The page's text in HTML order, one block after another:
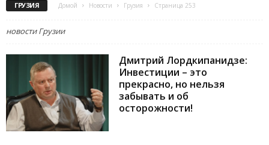
ГРУЗИЯ Домой Новости Грузия Страница 253
новости Грузии
Дмитрий Лордкипанидзе:
Инвестиции – это
прекрасно, но нельзя
забывать и об
осторожности!